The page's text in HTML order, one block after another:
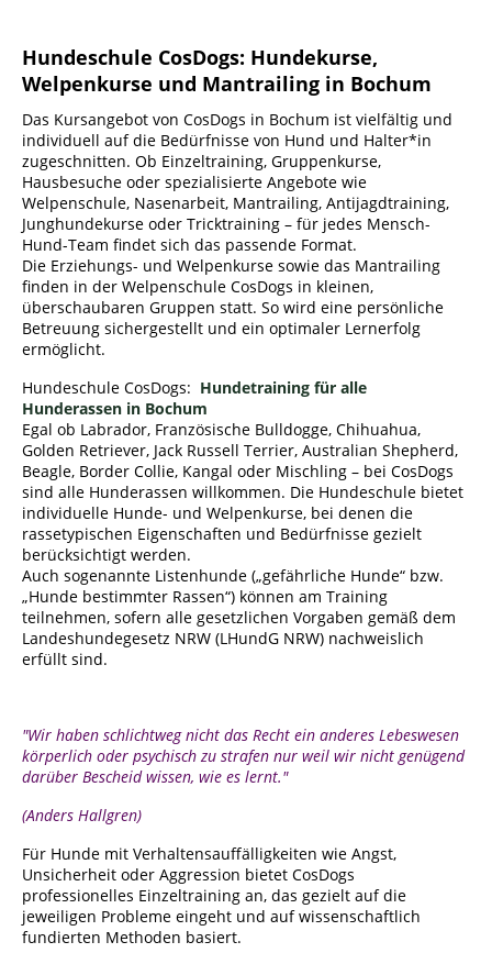
Hundeschule CosDogs: Hundekurse,
Welpenkurse und Mantrailing in Bochum
Das Kursangebot von CosDogs in Bochum ist vielfältig und
individuell auf die Bedürfnisse von Hund und Halter*in
zugeschnitten. Ob Einzeltraining, Gruppenkurse,
Hausbesuche oder spezialisierte Angebote wie
Welpenschule, Nasenarbeit, Mantrailing, Antijagdtraining,
Junghundekurse oder Tricktraining – für jedes Mensch-
Hund-Team findet sich das passende Format.
Die Erziehungs- und Welpenkurse sowie das Mantrailing
finden in der Welpenschule CosDogs in kleinen,
überschaubaren Gruppen statt. So wird eine persönliche
Betreuung sichergestellt und ein optimaler Lernerfolg
ermöglicht.
Hundeschule CosDogs: Hundetraining für alle
Hunderassen in Bochum
Egal ob Labrador, Französische Bulldogge, Chihuahua,
Golden Retriever, Jack Russell Terrier, Australian Shepherd,
Beagle, Border Collie, Kangal oder Mischling – bei CosDogs
sind alle Hunderassen willkommen. Die Hundeschule bietet
individuelle Hunde- und Welpenkurse, bei denen die
rassetypischen Eigenschaften und Bedürfnisse gezielt
berücksichtigt werden.
Auch sogenannte Listenhunde („gefährliche Hunde“ bzw.
„Hunde bestimmter Rassen“) können am Training
teilnehmen, sofern alle gesetzlichen Vorgaben gemäß dem
Landeshundegesetz NRW (LHundG NRW) nachweislich
erfüllt sind.
"Wir haben schlichtweg nicht das Recht ein anderes Lebeswesen
körperlich oder psychisch zu strafen nur weil wir nicht genügend
darüber Bescheid wissen, wie es lernt."
(Anders Hallgren)
Für Hunde mit Verhaltensauffälligkeiten wie Angst,
Unsicherheit oder Aggression bietet CosDogs
professionelles Einzeltraining an, das gezielt auf die
jeweiligen Probleme eingeht und auf wissenschaftlich
fundierten Methoden basiert.